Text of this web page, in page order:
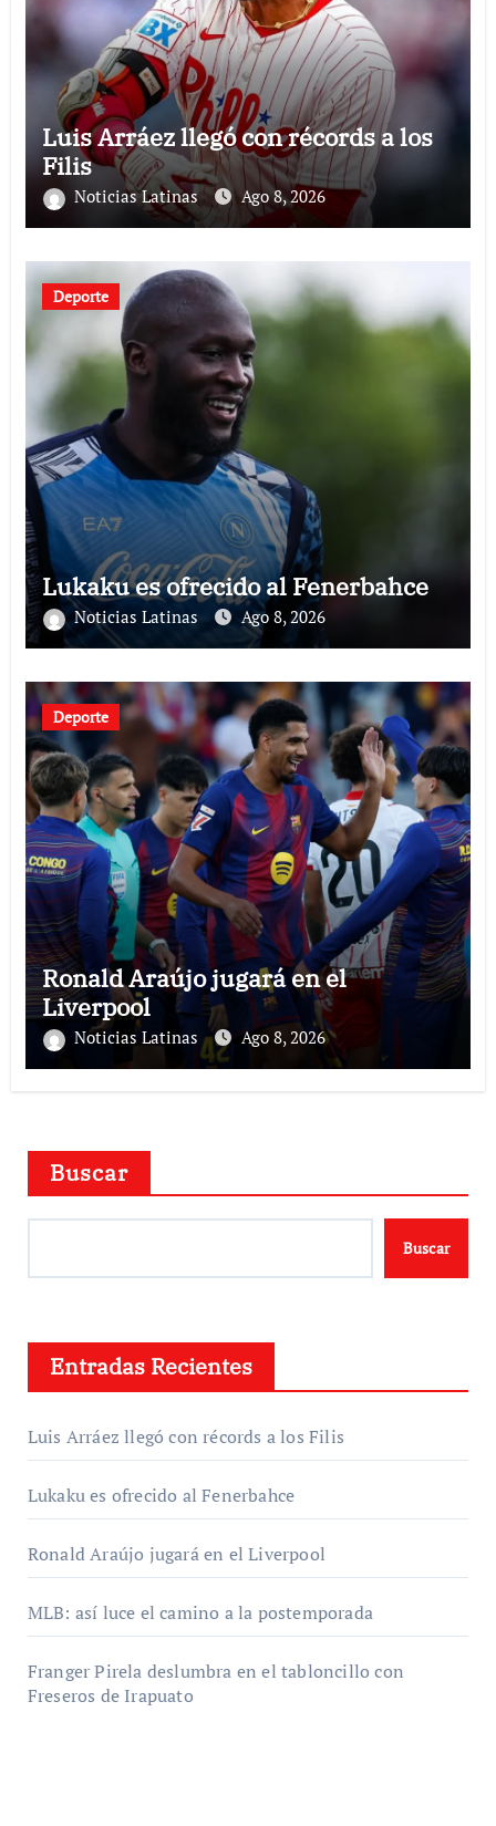
Luis Arráez llegó con récords a los
Filis
Noticias Latinas Ago 8, 2026
Deporte
Lukaku es ofrecido al Fenerbahce
Noticias Latinas Ago 8, 2026
Deporte
Ronald Araújo jugará en el
Liverpool
Noticias Latinas Ago 8, 2026
Buscar
Buscar
Entradas Recientes
Luis Arráez llegó con récords a los Filis
Lukaku es ofrecido al Fenerbahce
Ronald Araújo jugará en el Liverpool
MLB: así luce el camino a la postemporada
Franger Pirela deslumbra en el tabloncillo con
Freseros de Irapuato